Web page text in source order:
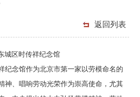
返回列表
城区时传祥纪念馆
念馆作为北京市第一家以劳模命名的
神、唱响劳动光荣作为崇高使命，尤其